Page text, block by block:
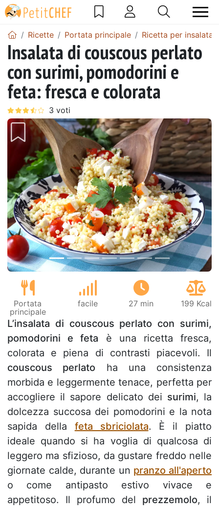
Ricette Portata principale Ricetta per insalata
Insalata di couscous perlato
con surimi, pomodorini e
feta: fresca e colorata
Precedente
Portata
principale
facile 27 min 199 Kcal
L’insalata di couscous perlato con surimi,
pomodorini e feta è una ricetta fresca,
colorata e piena di contrasti piacevoli. Il
couscous perlato ha una consistenza
morbida e leggermente tenace, perfetta per
accogliere il sapore delicato dei surimi, la
dolcezza succosa dei pomodorini e la nota
sapida della feta sbriciolata. È il piatto
ideale quando si ha voglia di qualcosa di
leggero ma sfizioso, da gustare freddo nelle
giornate calde, durante un pranzo all'aperto
o come antipasto estivo vivace e
appetitoso. Il profumo del prezzemolo, il